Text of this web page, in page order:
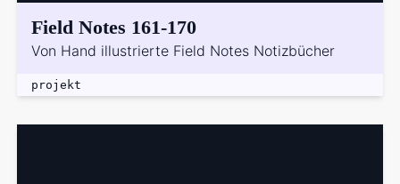
Field Notes 161-170
Von Hand illustrierte Field Notes Notizbücher
projekt